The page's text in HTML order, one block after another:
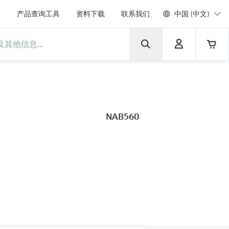
产品查询工具 资料下载 联系我们 中国 (中文)
NAB560